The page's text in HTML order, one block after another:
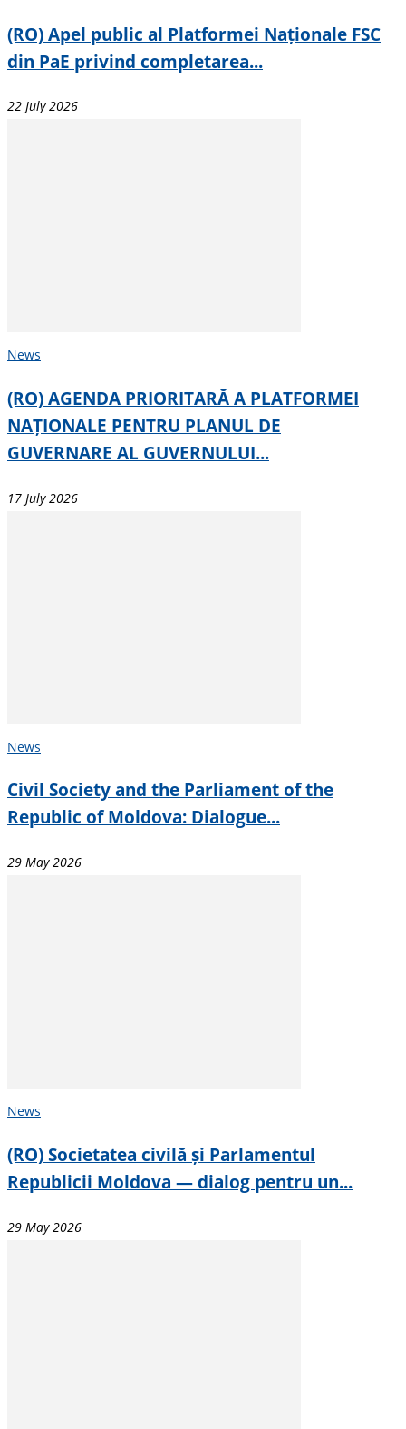
(RO) Apel public al Platformei Naționale FSC
din PaE privind completarea...
22 July 2026
News
(RO) AGENDA PRIORITARĂ A PLATFORMEI
NAȚIONALE PENTRU PLANUL DE
GUVERNARE AL GUVERNULUI...
17 July 2026
News
Civil Society and the Parliament of the
Republic of Moldova: Dialogue...
29 May 2026
News
(RO) Societatea civilă și Parlamentul
Republicii Moldova — dialog pentru un...
29 May 2026